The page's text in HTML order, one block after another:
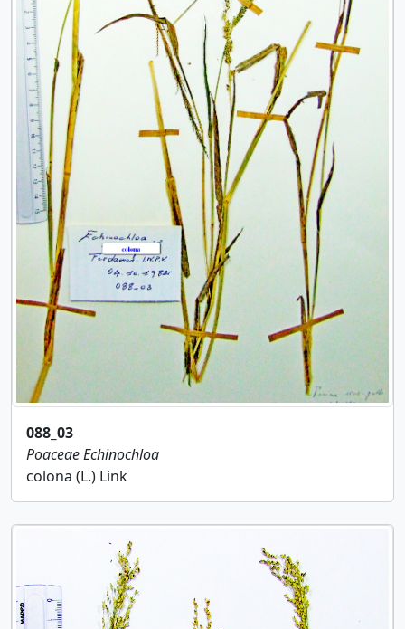
088_03
PoaceaeEchinochloa
colona (L.) Link